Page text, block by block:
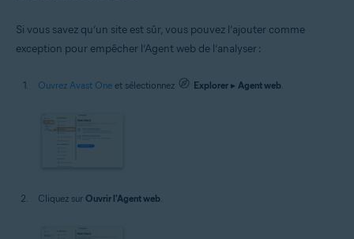
Si vous savez qu’un site est sûr, vous pouvez l’ajouter comme
exception pour empêcher l’Agent web de l’analyser :
Ouvrez Avast One et sélectionnez Explorer ▸ Agent web
Cliquez sur Ouvrir l'Agent web.